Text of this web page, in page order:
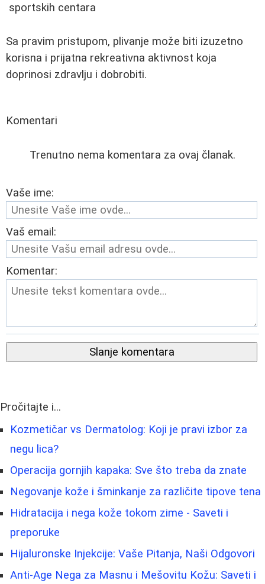
sportskih centara
Sa pravim pristupom, plivanje može biti izuzetno
korisna i prijatna rekreativna aktivnost koja
doprinosi zdravlju i dobrobiti.
Komentari
Trenutno nema komentara za ovaj članak.
Vaše ime:
Vaš email:
Komentar:
Slanje komentara
Pročitajte i...
Kozmetičar vs Dermatolog: Koji je pravi izbor za
negu lica?
Operacija gornjih kapaka: Sve što treba da znate
Negovanje kože i šminkanje za različite tipove tena
Hidratacija i nega kože tokom zime - Saveti i
preporuke
Hijaluronske Injekcije: Vaše Pitanja, Naši Odgovori
Anti-Age Nega za Masnu i Mešovitu Kožu: Saveti i